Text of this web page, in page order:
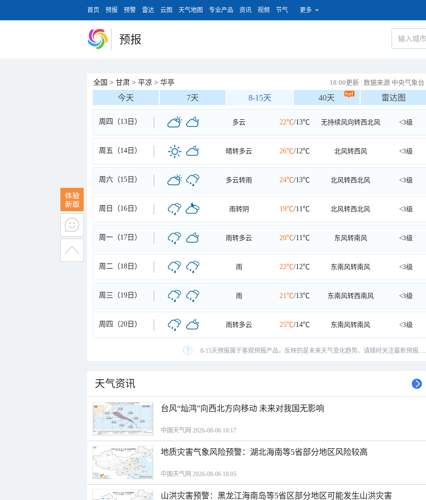
首页 预报 预警 雷达 云图 天气地图 专业产品 资讯 视频 节气 更多
预报
全国 > 甘肃 > 平凉 > 华亭 18:00更新 | 数据来源 中央气象台
今天 7天 8-15天 40天 雷达图
周四（13日） 多云 22℃/13℃ 无持续风向转西北风 <3级
周五（14日） 晴转多云 26℃/12℃ 北风转西风 <3级
周六（15日） 多云转雨 24℃/13℃ 北风转西北风 <3级
周日（16日） 雨转阴 19℃/11℃ 北风转西北风 <3级
周一（17日） 雨转多云 20℃/11℃ 东风转南风 <3级
周二（18日） 雨 22℃/12℃ 东南风转南风 <3级
周三（19日） 雨 21℃/13℃ 东南风转西南风 <3级
周四（20日） 雨转多云 25℃/14℃ 东南风转南风 <3级
8-15天预报属于客观预报产品，反映的是未来天气变化趋势、请随时关注最新预报.....
天气资讯
台风“灿鸿”向西北方向移动 未来对我国无影响
中国天气网 2026-08-06 18:17
地质灾害气象风险预警：湖北海南等5省部分地区风险较高
中国天气网 2026-08-06 18:05
山洪灾害预警：黑龙江海南岛等5省区部分地区可能发生山洪灾害